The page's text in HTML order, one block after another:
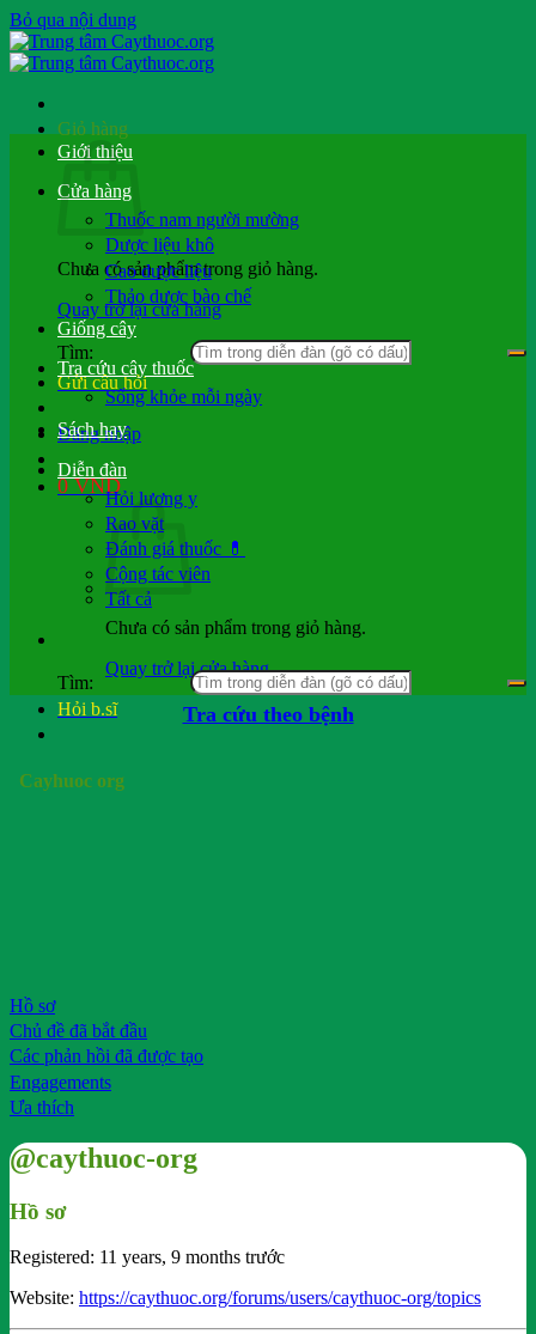
Bỏ qua nội dung
Giỏ hàng
Chưa có sản phẩm trong giỏ hàng.
Quay trở lại cửa hàng
Tìm:
Gửi câu hỏi
Đăng nhập
0VND
Chưa có sản phẩm trong giỏ hàng.
Quay trở lại cửa hàng
Hỏi b.sĩ
Giới thiệu
Cửa hàng
Thuốc nam người mường
Dược liệu khô
Cao dược liệu
Thảo dược bào chế
Giống cây
Tra cứu cây thuốc
Sống khỏe mỗi ngày
Sách hay
Diễn đàn
Hỏi lương y
Rao vặt
Đánh giá thuốc 💊
Cộng tác viên
Tất cả
Tìm:
Tra cứu theo bệnh
Cayhuoc org
Hồ sơ
Chủ đề đã bắt đầu
Các phản hồi đã được tạo
Engagements
Ưa thích
@caythuoc-org
Hồ sơ
Registered: 11 years, 9 months trước
Website: https://caythuoc.org/forums/users/caythuoc-org/topics